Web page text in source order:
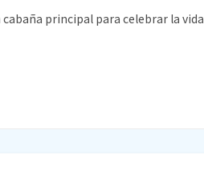
principal para celebrar la vida